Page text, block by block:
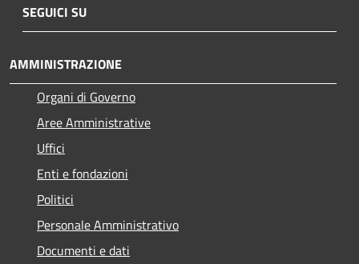
SEGUICI SU
AMMINISTRAZIONE
Organi di Governo
Aree Amministrative
Uffici
Enti e fondazioni
Politici
Personale Amministrativo
Documenti e dati